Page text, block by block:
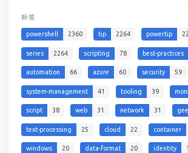
标签
powershell 2360 tip 2264 powertip
series 2264 scripting 78 best-practices
automation 66 azure 60 security 59
system-management 41 tooling 39
script 38 web 31 network 31
text-processing 25 cloud 22 container
windows 20 data-format 20 identity